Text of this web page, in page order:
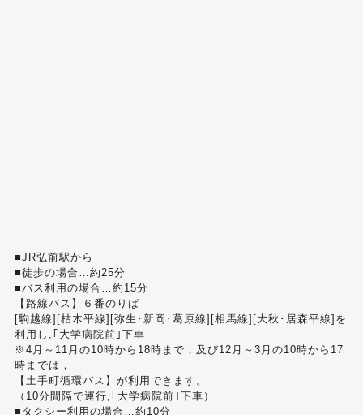
■JR弘前駅から
■徒歩の場合…約25分
■バス利用の場合…約15分
【路線バス】６番のりば
[駒越線][枯木平線][弥生･新岡･葛原線][相馬線][大秋･居森平線]を
利用し,｢大学病院前｣下車
※4月～11月の10時から18時まで，及び12月～3月の10時から17
時までは，
【土手町循環バス】が利用できます。
（10分間隔で運行,｢大学病院前｣下車）
■タクシー利用の場合…約10分